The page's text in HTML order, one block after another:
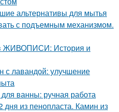
альтернативы для мытья
с подъемным механизмом.
ЖИВОПИСИ: История и
с лавандой: улучшение
ванны: ручная работа
дня из пенопласта. Камин из